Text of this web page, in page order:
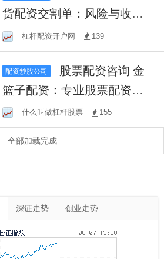
货配资交割单：风险与收益
并存的投资利器
杠杆配资开户网 139
配资炒股公司
篮子配资：专业股票配资平
台，助您财富增值！
什么叫做杠杆股票 155
全部加载完成
深证走势 创业走势